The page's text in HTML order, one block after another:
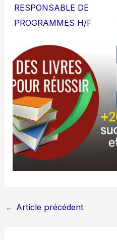
RESPONSABLE DE
PROGRAMMES H/F
← Article précédent